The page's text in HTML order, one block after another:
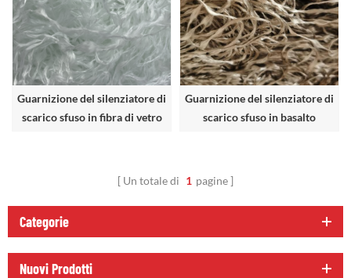
Guarnizione del silenziatore di
scarico sfuso in fibra di vetro
Guarnizione del silenziatore di
scarico sfuso in basalto
Un totale di 1 pagine
Categorie
Nuovi Prodotti